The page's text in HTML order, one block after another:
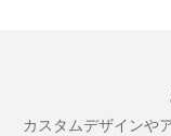
カスタムデザインや